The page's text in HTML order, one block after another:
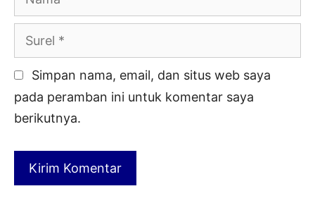
Surel
Simpan nama, email, dan situs web saya
pada peramban ini untuk komentar saya
berikutnya.